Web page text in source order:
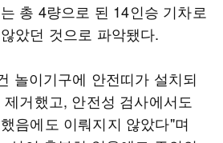
총 4량으로 된 14인승 기차로
았던 것으로 파악됐다.
놀이기구에 안전띠가 설치되
거했고, 안전성 검사에서도
음에도 이뤄지지 않았다"며